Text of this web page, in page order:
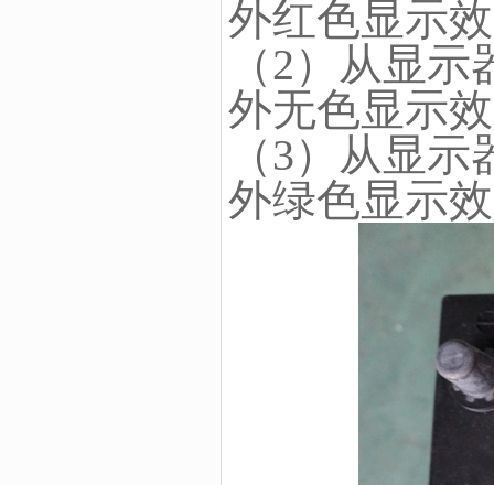
外红色显示
（2）从显
外无色显示
（3）从显
外绿色显示